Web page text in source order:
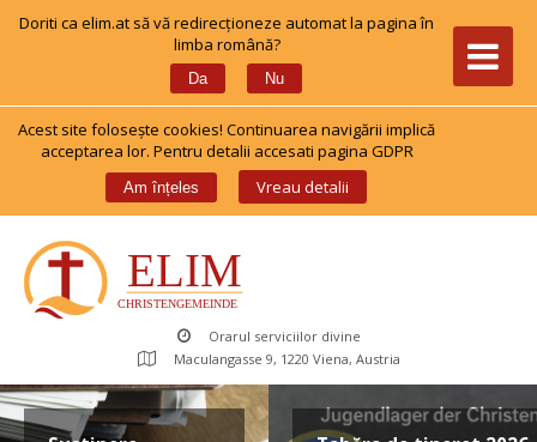
Doriti ca elim.at să vă redirecționeze automat la pagina în
limba română?
Da Nu
Acest site foloseşte cookies! Continuarea navigării implică
acceptarea lor. Pentru detalii accesati pagina GDPR
Am înțele Vreau detalii
Orarul serviciilor divine
Maculangasse 9, 1220 Viena, Austria